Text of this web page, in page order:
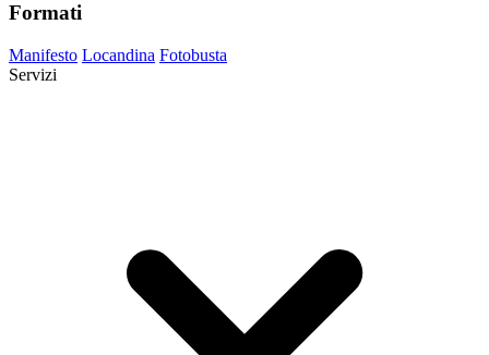
Formati
Manifesto Locandina Fotobusta
Servizi